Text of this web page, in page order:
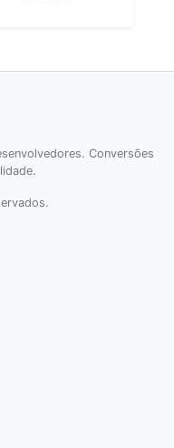
Conversões